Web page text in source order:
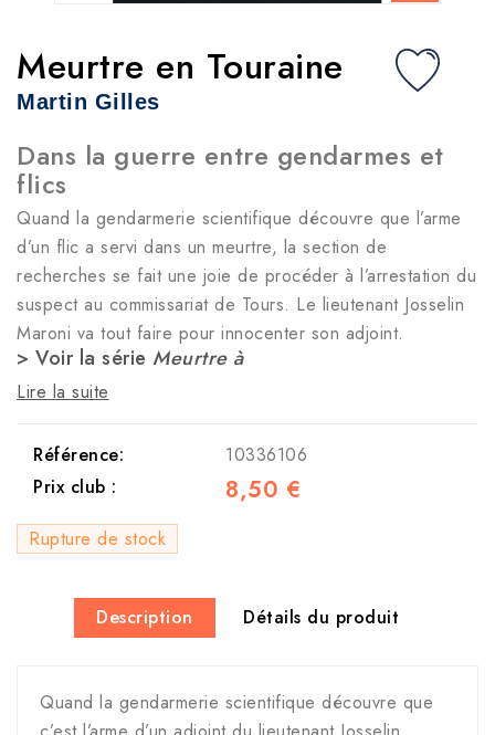
Meurtre en Touraine
Martin Gilles
Dans la guerre entre gendarmes et
flics
Quand la gendarmerie scientifique découvre que l’arme
d’un flic a servi dans un meurtre, la section de
recherches se fait une joie de procéder à l’arrestation du
suspect au commissariat de Tours. Le lieutenant Josselin
Maroni va tout faire pour innocenter son adjoint.
> Voir la série Meurtre à
Lire la suite
Référence:
10336106
Prix club :
8,50 €
Rupture de stock
Description Détails du produit
Quand la gendarmerie scientifique découvre que